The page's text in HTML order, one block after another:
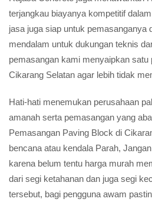
terjangkau biayanya kompetitif
jasa juga siap untuk pemasanganya
mendalam untuk dukungan teknis
pemasangan kami menyaipkan satu
Cikarang Selatan agar lebih tidak
Hati-hati menemukan perusahaan
amanah serta pemasangan yang
Pemasangan Paving Block di
bencana atau kendala Parah,
karena belum tentu harga murah
dari segi ketahanan dan juga segi
tersebut, bagi pengguna awam